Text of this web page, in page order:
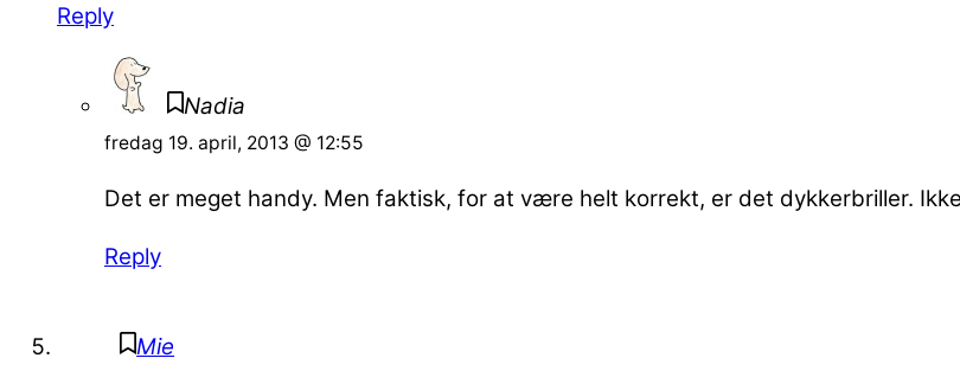
Reply
Nadia
fredag 19. april, 2013 @ 12:55
Det er meget handy. Men faktisk, for at være helt korrekt, er det dykkerbriller.
Reply
Mie